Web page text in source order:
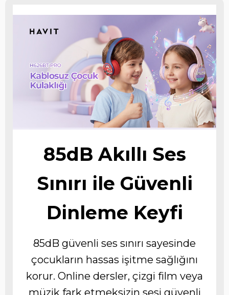
85dB Akıllı Ses
Sınırı ile Güvenli
Dinleme Keyfi
85dB güvenli ses sınırı sayesinde
çocukların hassas işitme sağlığını
korur. Online dersler, çizgi film veya
müzik fark etmeksizin sesi güvenli